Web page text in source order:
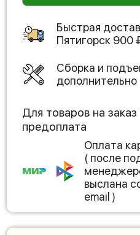
Быстрая
Пятигорск 900
Сборка и
дополнительно
Для товаров на
предоплата
Оплата
( после
выслана
email )